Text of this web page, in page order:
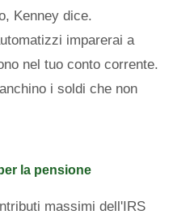
Kenney dice.
imparerai a
nel tuo conto corrente.
i soldi che non
la pensione
massimi dell'IRS